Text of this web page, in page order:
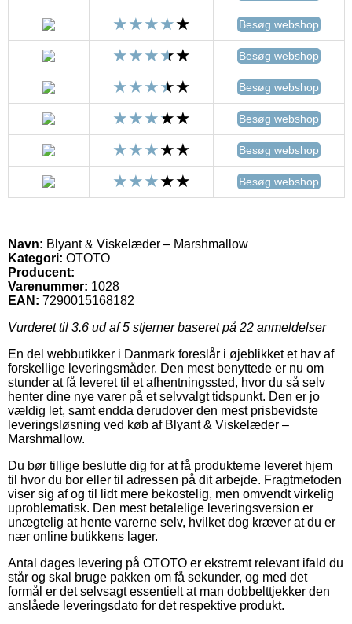
Besøg webshop
Besøg webshop
Besøg webshop
Besøg webshop
Besøg webshop
Besøg webshop
Navn: Blyant & Viskelæder – Marshmallow
Kategori: OTOTO
Producent:
Varenummer: 1028
EAN: 7290015168182
Vurderet til 3.6 ud af 5 stjerner baseret på 22 anmeldelser
En del webbutikker i Danmark foreslår i øjeblikket et hav af
forskellige leveringsmåder. Den mest benyttede er nu om
stunder at få leveret til et afhentningssted, hvor du så selv
henter dine nye varer på et selvvalgt tidspunkt. Den er jo
vældig let, samt endda derudover den mest prisbevidste
leveringsløsning ved køb af Blyant & Viskelæder –
Marshmallow.
Du bør tillige beslutte dig for at få produkterne leveret hjem
til hvor du bor eller til adressen på dit arbejde. Fragtmetoden
viser sig af og til lidt mere bekostelig, men omvendt virkelig
uproblematisk. Den mest betalelige leveringsversion er
unægtelig at hente varerne selv, hvilket dog kræver at du er
nær online butikkens lager.
Antal dages levering på OTOTO er ekstremt relevant ifald du
står og skal bruge pakken om få sekunder, og med det
formål er det selvsagt essentielt at man dobbelttjekker den
anslåede leveringsdato for det respektive produkt.